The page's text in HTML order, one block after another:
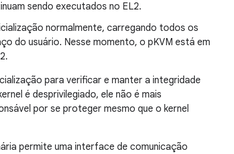
sendo executados no EL2.
normalmente, carregando todos os
do usuário. Nesse momento, o pKVM está em
para verificar e manter a integridade
é desprivilegiado, ele não é mais
por se proteger mesmo que o kernel
permite uma interface de comunicação